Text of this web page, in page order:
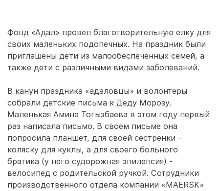
Фонд «Адал» провел благотворительную елку для
своих маленьких подопечных. На праздник были
приглашены дети из малообеспеченных семей, а
также дети с различными видами заболеваний.
В канун праздника «адаловцы» и волонтеры
собрали детские письма к Деду Морозу.
Маленькая Амина Тогызбаева в этом году первый
раз написала письмо. В своем письме она
попросила планшет, для своей сестренки -
коляску для куклы, а для своего больного
братика (у него судорожная эпилепсия) -
велосипед с родительской ручкой. Сотрудники
производственного отдела компании «MAERSK»